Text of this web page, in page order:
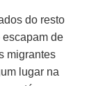
do resto
de
migrantes
lugar na